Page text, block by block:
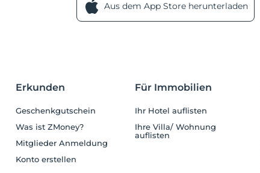
Aus dem App Store herunterladen
Erkunden
Geschenkgutschein
Was ist ZMoney?
Mitglieder Anmeldung
Konto erstellen
Für Immobilien
Ihr Hotel auflisten
Ihre Villa/ Wohnung
auflisten